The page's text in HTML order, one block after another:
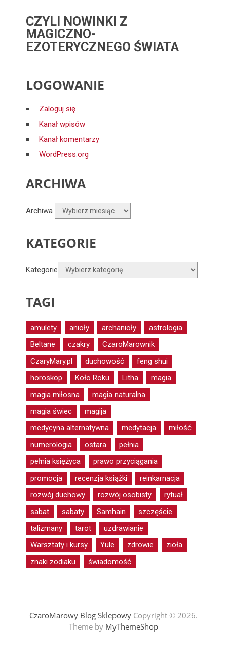
CZYLI NOWINKI Z
MAGICZNO-
EZOTERYCZNEGO ŚWIATA
LOGOWANIE
Zaloguj się
Kanał wpisów
Kanał komentarzy
WordPress.org
ARCHIWA
Archiwa
KATEGORIE
Kategorie
TAGI
amulety anioły archanioły
astrologia
Beltane
czakry
CzaroMarownik
CzaryMary.pl
duchowość
feng shui
horoskop
Koło Roku Litha
magia
magia miłosna
magia naturalna
magia świec
magija
medycyna alternatywna
medytacja
miłość
numerologia
ostara
pełnia
pełnia księżyca
prawo przyciągania
promocja
recenzja książki
reinkarnacja
rozwój duchowy
rozwój osobisty
rytuał
sabat
sabaty Samhain
szczęście
talizmany
tarot
uzdrawianie
Warsztaty i kursy
Yule zdrowie
zioła
znaki zodiaku
świadomość
CzaroMarowy Blog SklepowyCopyright © 2026.
Theme by MyThemeShop